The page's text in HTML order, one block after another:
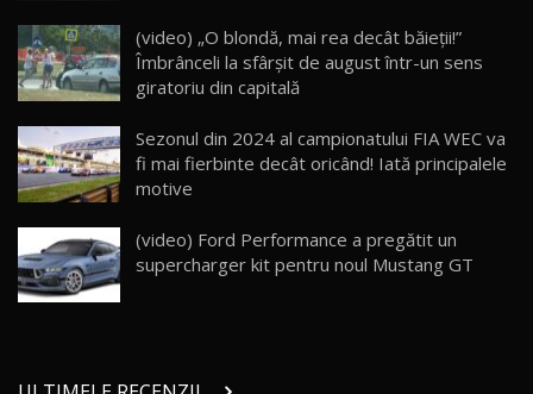
24
ZEEKR 009: Cel mai Performant și Confortabil
Van Electric Testat în Moldova / AutoBlog.MD
26:38
mai Exclusiv și Puternic Defender Testat în
Moldova
32:21
26
AutoBlog.MD
10:57
(video) „O blondă, mai rea decât băieţii!”
Îmbrânceli la sfârşit de august într-un sens
giratoriu din capitală
Sezonul din 2024 al campionatului FIA WEC va
fi mai fierbinte decât oricând! Iată principalele
motive
(video) Ford Performance a pregătit un
supercharger kit pentru noul Mustang GT